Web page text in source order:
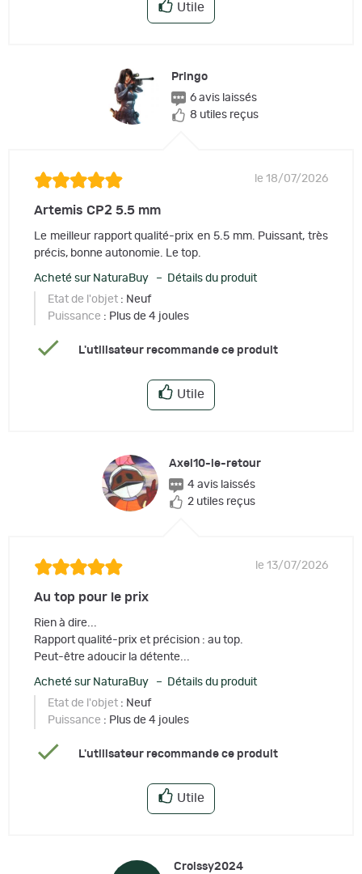
Utile
Pringo
6 avis laissés
8 utiles reçus
le 18/07/2026
Artemis CP2 5.5 mm
Le meilleur rapport qualité-prix en 5.5 mm. Puissant, très
précis, bonne autonomie. Le top.
Acheté sur NaturaBuy – Détails du produit
Etat de l'objet : Neuf
Puissance : Plus de 4 joules
L'utilisateur recommande ce produit
Utile
Axel10-le-retour
4 avis laissés
2 utiles reçus
le 13/07/2026
Au top pour le prix
Rien à dire...
Rapport qualité-prix et précision : au top.
Peut-être adoucir la détente...
Acheté sur NaturaBuy – Détails du produit
Etat de l'objet : Neuf
Puissance : Plus de 4 joules
L'utilisateur recommande ce produit
Utile
Croissy2024